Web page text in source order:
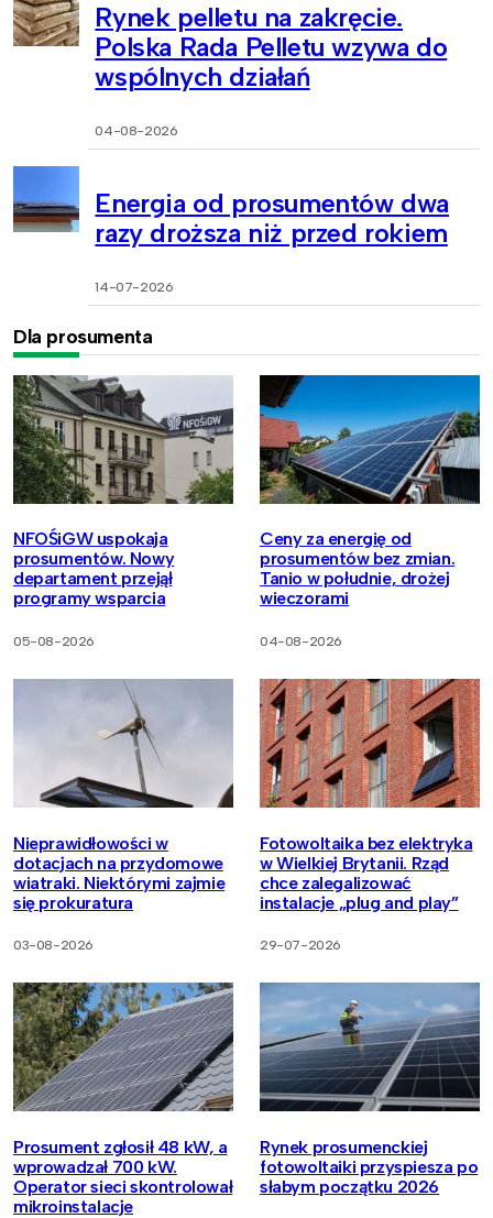
Rynek pelletu na zakręcie.
Polska Rada Pelletu wzywa do
wspólnych działań
04-08-2026
Energia od prosumentów dwa
razy droższa niż przed rokiem
14-07-2026
Dla prosumenta
NFOŚiGW uspokaja
prosumentów. Nowy
departament przejął
programy wsparcia
05-08-2026
Ceny za energię od
prosumentów bez zmian.
Tanio w południe, drożej
wieczorami
04-08-2026
Nieprawidłowości w
dotacjach na przydomowe
wiatraki. Niektórymi zajmie
się prokuratura
03-08-2026
Fotowoltaika bez elektryka
w Wielkiej Brytanii. Rząd
chce zalegalizować
instalacje „plug and play”
29-07-2026
Prosument zgłosił 48 kW, a
wprowadzał 700 kW.
Operator sieci skontrolował
mikroinstalacje
Rynek prosumenckiej
fotowoltaiki przyspiesza po
słabym początku 2026